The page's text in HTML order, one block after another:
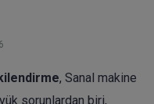
, Sanal makine
sorunlardan biri,